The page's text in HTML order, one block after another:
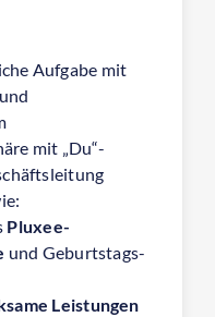
Aufgabe mit
mit „Du“-
Pluxee-
und Geburtstags-
Leistungen